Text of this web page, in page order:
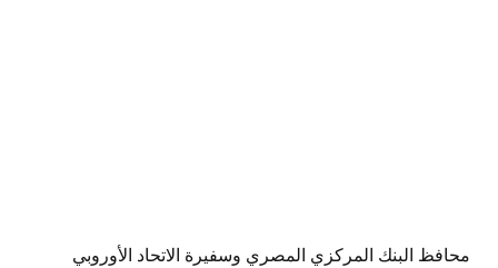
محافظ البنك المركزي المصري وسفيرة الاتحاد الأوروبي